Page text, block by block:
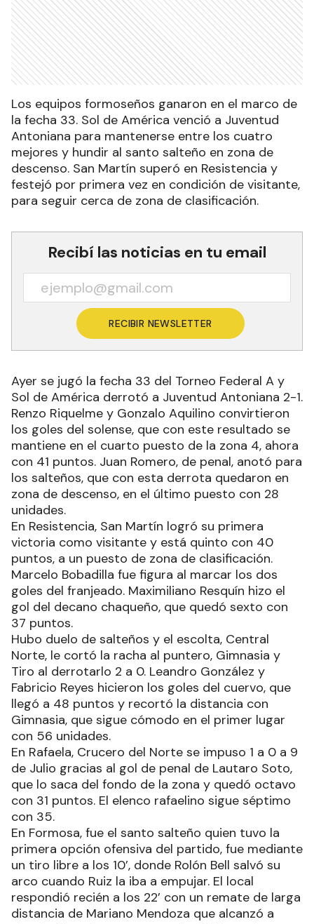
Los equipos formoseños ganaron en el marco de
la fecha 33. Sol de América venció a Juventud
Antoniana para mantenerse entre los cuatro
mejores y hundir al santo salteño en zona de
descenso. San Martín superó en Resistencia y
festejó por primera vez en condición de visitante,
para seguir cerca de zona de clasificación.
Recibí las noticias en tu email
RECIBIR NEWSLETTER
Ayer se jugó la fecha 33 del Torneo Federal A y
Sol de América derrotó a Juventud Antoniana 2-1.
Renzo Riquelme y Gonzalo Aquilino convirtieron
los goles del solense, que con este resultado se
mantiene en el cuarto puesto de la zona 4, ahora
con 41 puntos. Juan Romero, de penal, anotó para
los salteños, que con esta derrota quedaron en
zona de descenso, en el último puesto con 28
unidades.
En Resistencia, San Martín logró su primera
victoria como visitante y está quinto con 40
puntos, a un puesto de zona de clasificación.
Marcelo Bobadilla fue figura al marcar los dos
goles del franjeado. Maximiliano Resquín hizo el
gol del decano chaqueño, que quedó sexto con
37 puntos.
Hubo duelo de salteños y el escolta, Central
Norte, le cortó la racha al puntero, Gimnasia y
Tiro al derrotarlo 2 a 0. Leandro González y
Fabricio Reyes hicieron los goles del cuervo, que
llegó a 48 puntos y recortó la distancia con
Gimnasia, que sigue cómodo en el primer lugar
con 56 unidades.
En Rafaela, Crucero del Norte se impuso 1 a 0 a 9
de Julio gracias al gol de penal de Lautaro Soto,
que lo saca del fondo de la zona y quedó octavo
con 31 puntos. El elenco rafaelino sigue séptimo
con 35.
En Formosa, fue el santo salteño quien tuvo la
primera opción ofensiva del partido, fue mediante
un tiro libre a los 10’, donde Rolón Bell salvó su
arco cuando Ruiz la iba a empujar. El local
respondió recién a los 22’ con un remate de larga
distancia de Mariano Mendoza que alcanzó a